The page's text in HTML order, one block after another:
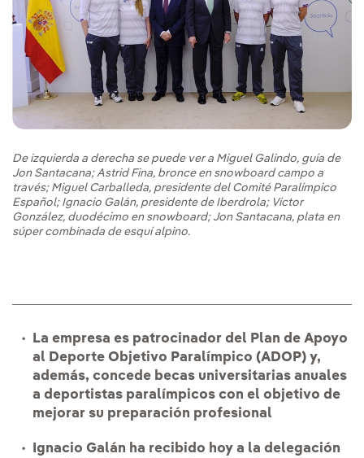
De izquierda a derecha se puede ver a Miguel Galindo, guía de
Jon Santacana; Astrid Fina, bronce en snowboard campo a
través; Miguel Carballeda, presidente del Comité Paralímpico
Español; Ignacio Galán, presidente de Iberdrola; Víctor
González, duodécimo en snowboard; Jon Santacana, plata en
súper combinada de esquí alpino.
La empresa es patrocinador del Plan de Apoyo
al Deporte Objetivo Paralímpico (ADOP) y,
además, concede becas universitarias anuales
a deportistas paralímpicos con el objetivo de
mejorar su preparación profesional
Ignacio Galán ha recibido hoy a la delegación